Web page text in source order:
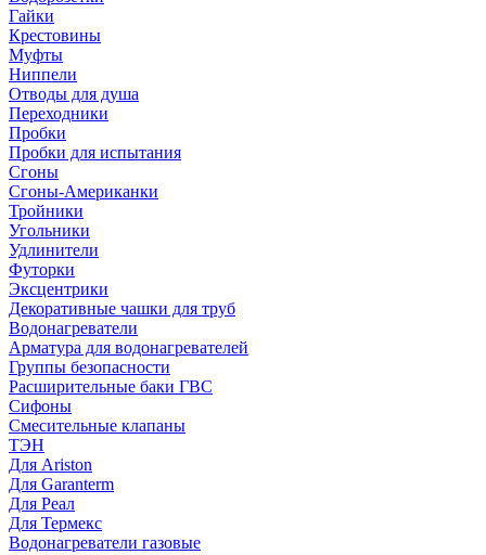
Гайки
Крестовины
Муфты
Ниппели
Отводы для душа
Переходники
Пробки
Пробки для испытания
Сгоны
Сгоны-Американки
Тройники
Угольники
Удлинители
Футорки
Эксцентрики
Декоративные чашки для труб
Водонагреватели
Арматура для водонагревателей
Группы безопасности
Расширительные баки ГВС
Сифоны
Смесительные клапаны
ТЭН
Для Ariston
Для Garanterm
Для Реал
Для Термекс
Водонагреватели газовые